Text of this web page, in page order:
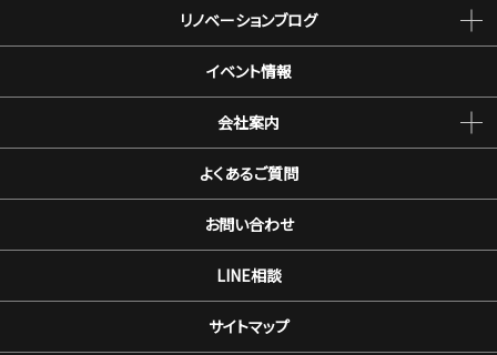
リノベーションブログ
イベント情報
会社案内
よくあるご質問
お問い合わせ
LINE相談
サイトマップ